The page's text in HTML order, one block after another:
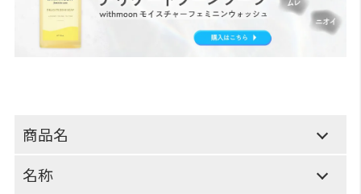
商品名
名称